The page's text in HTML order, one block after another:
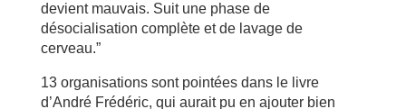
devient mauvais. Suit une phase de
désocialisation complète et de lavage de
cerveau.”
13 organisations sont pointées dans le livre
d’André Frédéric, qui aurait pu en ajouter bien